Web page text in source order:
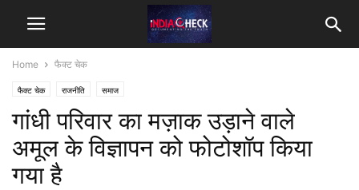
Home फैक्ट चेक
फैक्ट चेक राजनीति समाज
गांधी परिवार का मज़ाक उड़ाने वाले
अमूल के विज्ञापन को फोटोशॉप किया
गया है